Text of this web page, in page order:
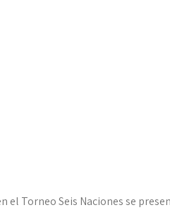
el Torneo Seis Naciones se